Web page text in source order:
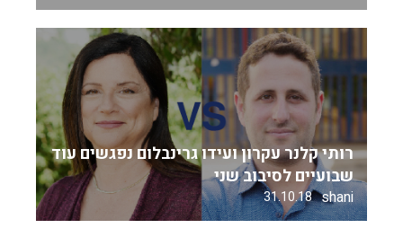
רותי קלנר עקרון ועידו גרינבלום נפגשים עוד
שבועיים לסיבוב שני
shani
31.10.18